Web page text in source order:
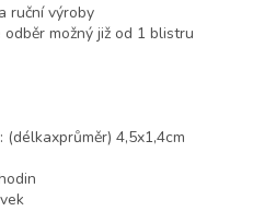
ruční výroby
možný již od 1 blistru
(délkaxprůměr) 4,5x1,4cm